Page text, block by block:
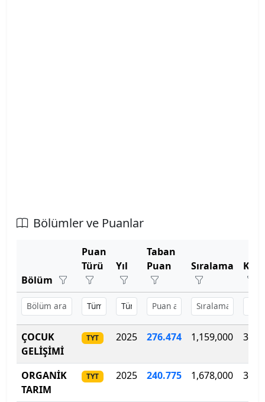
Bartın Üniversitesi
Başkent Üniversitesi
Başkent Üniversitesi
Başkent Üniversitesi
Batman Üniversitesi
Bölümler ve Puanlar
Bölüm
Puan
Türü
Yıl
Taban
Puan
Sıralama
ÇOCUK
GELİŞİMİ
TYT 2025 276.474 1,159,000 30
ORGANİK
TARIM
TYT 2025 240.775 1,678,000 30